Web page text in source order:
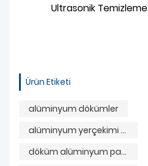
Ultrasonik Temizleme
Ürün Etiketi
alüminyum dökümler
alüminyum yerçekimi basınçlı döküm
döküm alüminyum parçalar